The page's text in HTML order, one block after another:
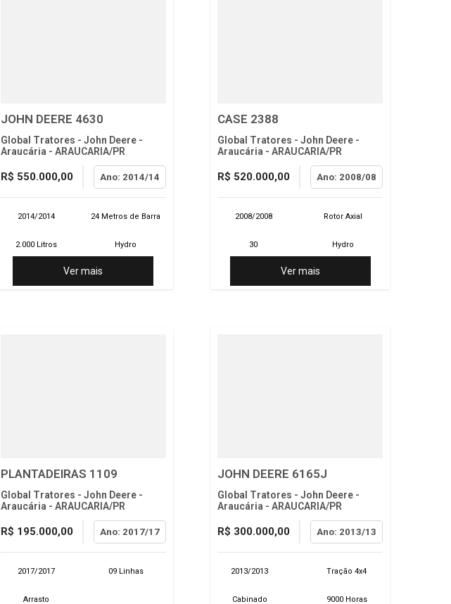
JOHN DEERE 4630
Global Tratores - John Deere -
Araucária - ARAUCARIA/PR
R$ 550.000,00 Ano: 2014/14
2014/2014 24 Metros de Barra
2.000 Litros Hydro
Ver mais
CASE 2388
Global Tratores - John Deere -
Araucária - ARAUCARIA/PR
R$ 520.000,00 Ano: 2008/08
2008/2008 Rotor Axial
30 Hydro
Ver mais
PLANTADEIRAS 1109
Global Tratores - John Deere -
Araucária - ARAUCARIA/PR
R$ 195.000,00 Ano: 2017/17
2017/2017 09 Linhas
Arrasto
JOHN DEERE 6165J
Global Tratores - John Deere -
Araucária - ARAUCARIA/PR
R$ 300.000,00 Ano: 2013/13
2013/2013 Tração 4x4
Cabinado 9000 Horas